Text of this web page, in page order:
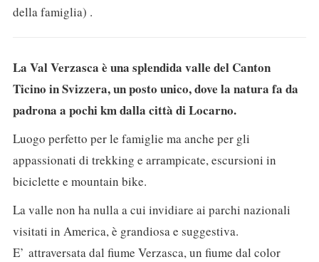
della famiglia) .
La Val Verzasca è una splendida valle del Canton
Ticino in Svizzera, un posto unico, dove la natura fa da
padrona a pochi km dalla città di Locarno.
Luogo perfetto per le famiglie ma anche per gli
appassionati di trekking e arrampicate, escursioni in
biciclette e mountain bike.
La valle non ha nulla a cui invidiare ai parchi nazionali
visitati in America, è grandiosa e suggestiva.
E’ attraversata dal fiume Verzasca, un fiume dal color